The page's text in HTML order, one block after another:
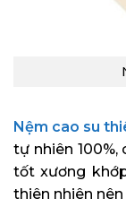
Nệm cao su
tự nhiên
tốt xương
thiên nhiên